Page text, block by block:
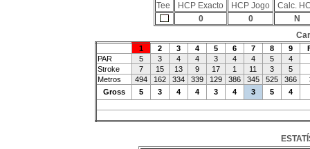
Tee HCP Exacto HCP Jogo
Calc.
0
0
N
1 2 3 4 5 6 7 8 9
PAR
5 3 4 4 3 4 4 5
4
Stroke
7 15 13 9 17 1 11 3
5
Metros
494 162 334 339 129 386 345 525 366
Gross
5 3 4 4 3 4 3 5 4